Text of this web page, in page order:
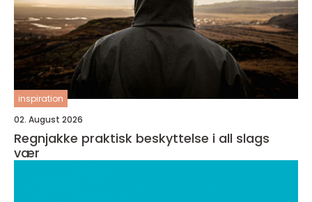
inspiration
02. August 2026
Regnjakke praktisk beskyttelse i all slags
vær